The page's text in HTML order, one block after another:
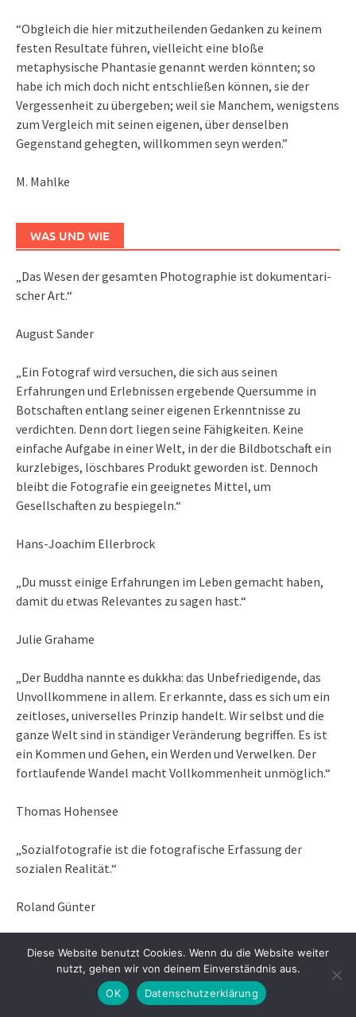
“Obgleich die hier mitzutheilenden Gedanken zu keinem
festen Resultate führen, vielleicht eine bloße
metaphysische Phantasie genannt werden könnten; so
habe ich mich doch nicht entschließen können, sie der
Vergessenheit zu übergeben; weil sie Manchem, wenigstens
zum Vergleich mit seinen eigenen, über denselben
Gegenstand gehegten, willkommen seyn werden.”
M. Mahlke
WAS UND WIE
„Das We­sen der ge­sam­ten Pho­to­gra­phie ist do­ku­men­ta­ri­
scher Art.“
August Sander
„Ein Fotograf wird versuchen, die sich aus seinen
Erfahrungen und Erlebnissen ergebende Quersumme in
Botschaften entlang seiner eigenen Erkenntnisse zu
verdichten. Denn dort liegen seine Fähigkeiten. Keine
einfache Aufgabe in einer Welt, in der die Bildbotschaft ein
kurzlebiges, löschbares Produkt geworden ist. Dennoch
bleibt die Fotografie ein geeignetes Mittel, um
Gesellschaften zu bespiegeln.“
Hans-Joachim Ellerbrock
„Du musst einige Erfahrungen im Leben gemacht haben,
damit du etwas Relevantes zu sagen hast.“
Julie Grahame
„Der Buddha nannte es dukkha: das Unbefriedigende, das
Unvollkommene in allem. Er erkannte, dass es sich um ein
zeitloses, universelles Prinzip handelt. Wir selbst und die
ganze Welt sind in ständiger Veränderung begriffen. Es ist
ein Kommen und Gehen, ein Werden und Verwelken. Der
fortlaufende Wandel macht Vollkommenheit unmöglich.“
Thomas Hohensee
„Sozialfotografie ist die fotografische Erfassung der
sozialen Realität.“
Roland Günter
Ortes und des Lichts, eine starke Präsenz im Leben. Wahre
Schönheit liegt für mich nicht in einem schönen Gesicht.
Wenn du einen Baum fotografierst. dann mußt du ihn
Diese Website benutzt Cookies. Wenn du die Website weiter
nutzt, gehen wir von deinem Einverständnis aus.
OK
Datenschutzerklärung